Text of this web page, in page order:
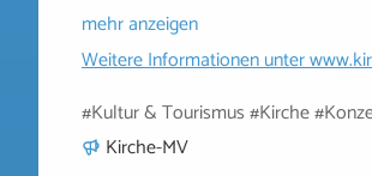
mehr anzeigen
Weitere Informationen unter
#Kultur & Tourismus #Kirche
Kirche-MV